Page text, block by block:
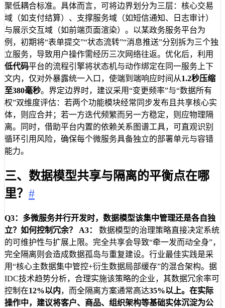
聚低耦合标准。具体而言，可将边界划分为三层：核心交易
域（如支付结算）、支撑服务域（如短信通知、日志审计）
与展示交互域（如前端页面渲染）。以某政务服务平台为
例，初期将“表单提交”“状态流转”“消息推送”分别拆为三个独
立服务，导致用户操作需经历三次网络往返。优化后，利用
低代码平台的流程引擎将状态机与动作绑定在同一服务上下
文内，仅对外暴露统一入口，使端到端响应时间从1.2秒压缩
至380毫秒。界定边界时，建议采用“变更频率”与“数据所有
权”双维度评估：若两个功能模块经常同步发布且共享核心实
体，则应合并；若一方迭代频繁而另一方稳定，则应物理隔
离。同时，借助平台内置的依赖关系图谱工具，可直观识别
循环引用风险，确保每个微服务具备独立的部署单元与容错
能力。
三、数据模型共享与隔离的平衡点在哪
里？ #
Q3：多微服务并行开发时，数据模型该集中管理还是各自独
立？如何控制冗余？
A3：
数据模型的治理策略直接决定系统
的可维护性与扩展上限。完全共享会导致“牵一发而动全身”，
完全隔离则会造成数据孤岛与重复建设。行业最佳实践是采
用“核心主数据集中管控+衍生数据局部缓存”的混合架构。据
IDC技术趋势分析，合理实施该策略的企业，其数据冗余率可
控制在12%以内，而全隔离方案通常高达35%以上。在实际
操作中，建议将客户、商品、组织架构等基础实体沉淀为公